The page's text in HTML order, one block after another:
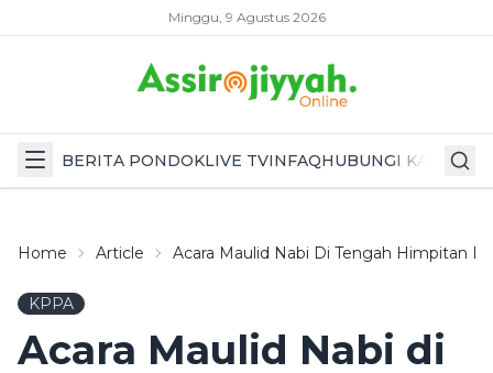
Minggu, 9 Agustus 2026
BERITA PONDOKLIVE TVINFAQHUBUNGI KAMI
Home Article Acara Maulid Nabi Di Tengah Himpitan
KPPA
Acara Maulid Nabi di